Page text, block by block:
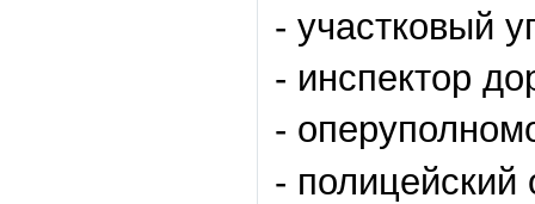
- участковый
- инспектор
-
- полицейский